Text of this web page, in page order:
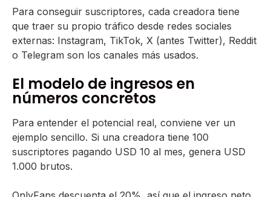
Para conseguir suscriptores, cada creadora tiene
que traer su propio tráfico desde redes sociales
externas: Instagram, TikTok, X (antes Twitter), Reddit
o Telegram son los canales más usados.
El modelo de ingresos en
números concretos
Para entender el potencial real, conviene ver un
ejemplo sencillo. Si una creadora tiene 100
suscriptores pagando USD 10 al mes, genera USD
1.000 brutos.